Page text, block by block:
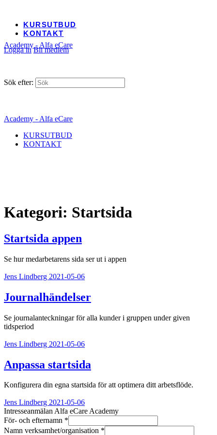
KURSUTBUD
KONTAKT
Logga in Bli medlem
Academy - Alfa eCare
Sök efter:
Academy - Alfa eCare
KURSUTBUD
KONTAKT
Kategori: Startsida
Startsida appen
Se hur medarbetarens sida ser ut i appen
Jens Lindberg 2021-05-06
Journalhändelser
Se journalanteckningar för alla kunder i gruppen under given
tidsperiod
Jens Lindberg 2021-05-06
Anpassa startsida
Konfigurera din egna startsida för att optimera ditt arbetsflöde.
Jens Lindberg 2021-05-06
Intresseanmälan Alfa eCare Academy
För- och efternamn *
Namn verksamhet/organisation *